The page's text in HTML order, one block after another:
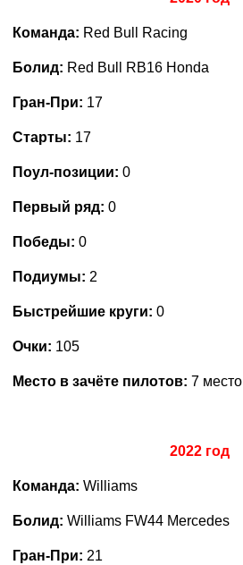
Команда: Red Bull Racing
Болид: Red Bull RB16 Honda
Гран-При: 17
Старты: 17
Поул-позиции: 0
Первый ряд: 0
Победы: 0
Подиумы: 2
Быстрейшие круги: 0
Очки: 105
Место в зачёте пилотов: 7 место
2022 год
Команда: Williams
Болид: Williams FW44 Mercedes
Гран-При: 21